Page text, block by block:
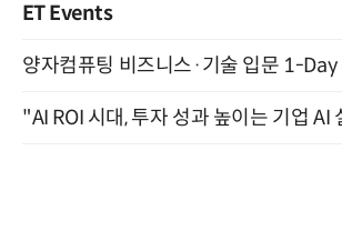
ET Events